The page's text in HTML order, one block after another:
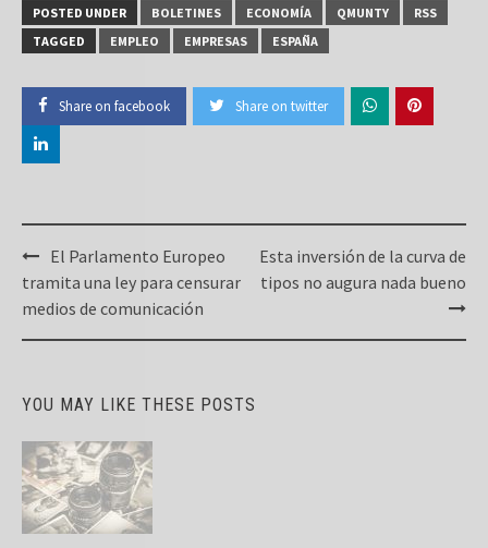
POSTED UNDER BOLETINES ECONOMÍA QMUNTY
RSS
TAGGED
EMPLEO EMPRESAS ESPAÑA
Share on facebook Share on twitter
Post
navigation
El Parlamento Europeo
tramita una ley para censurar
medios de comunicación
Esta inversión de la curva de
tipos no augura nada bueno
YOU MAY LIKE THESE POSTS